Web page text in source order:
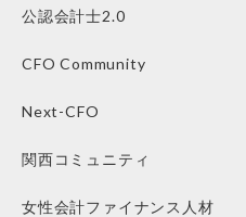
公認会計士2.0
CFO Community
Next-CFO
関西コミュニティ
女性会計ファイナンス人材